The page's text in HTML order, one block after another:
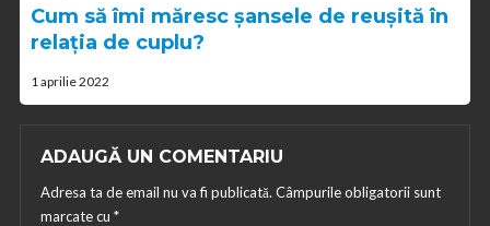
Cum să îmi măresc șansele de reușită în
relația de cuplu?
1 aprilie 2022
ADAUGĂ UN COMENTARIU
Adresa ta de email nu va fi publicată. Câmpurile obligatorii sunt
marcate cu *